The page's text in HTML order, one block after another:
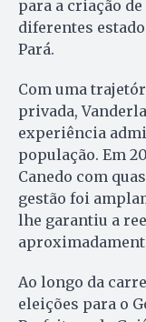
para a criação
diferentes
Pará.
Com uma
privada,
experiência
população. Em
Canedo com
gestão foi
lhe garantiu a
Ao longo da
eleições para o